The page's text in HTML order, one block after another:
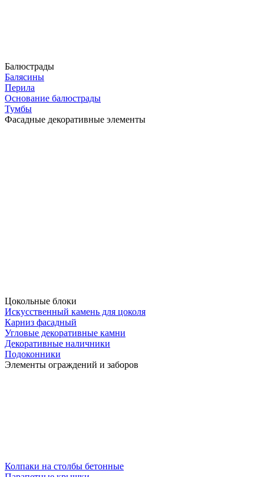
Балюстрады
Балясины
Перила
Основание балюстрады
Тумбы
Фасадные декоративные элементы
Цокольные блоки
Искусственный камень для цоколя
Карниз фасадный
Угловые декоративные камни
Декоративные наличники
Подоконники
Элементы ограждений и заборов
Колпаки на столбы бетонные